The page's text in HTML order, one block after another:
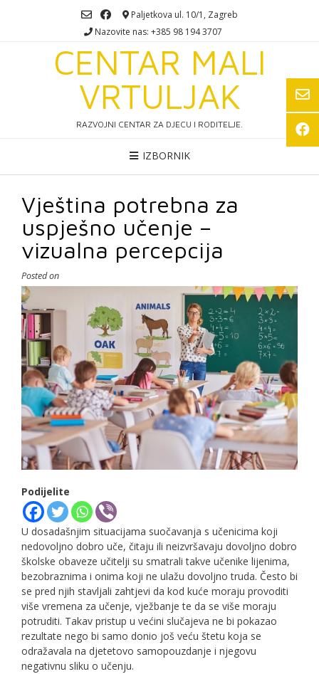
Paljetkova ul. 10/1, Zagreb
Nazovite nas: +385 98 194 3707
CENTAR MALI
VRTULJAK
RAZVOJNI CENTAR ZA DJECU I RODITELJE.
IZBORNIK
Vještina potrebna za
uspješno učenje –
vizualna percepcija
Posted on
Podijelite
U dosadašnjim situacijama suočavanja s učenicima koji
nedovoljno dobro uče, čitaju ili neizvršavaju dovoljno dobro
školske obaveze učitelji su smatrali takve učenike lijenima,
bezobraznima i onima koji ne ulažu dovoljno truda. Često bi
se pred njih stavljali zahtjevi da kod kuće moraju provoditi
više vremena za učenje, vježbanje te da se više moraju
potruditi. Takav pristup u većini slučajeva ne bi pokazao
rezultate nego bi samo donio još veću štetu koja se
odražavala na djetetovo samopouzdanje i njegovu
negativnu sliku o učenju.